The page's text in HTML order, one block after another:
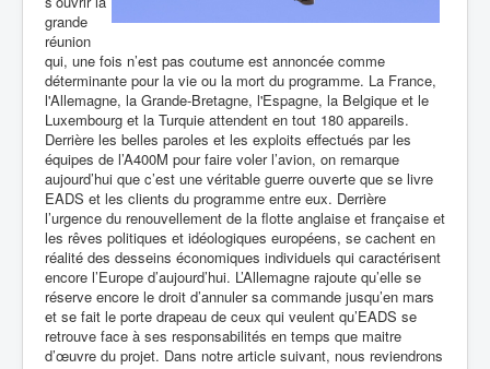
grande
réunion
qui, une fois n’est pas coutume est annoncée comme
déterminante pour la vie ou la mort du programme. La France,
l'Allemagne, la Grande-Bretagne, l'Espagne, la Belgique et le
Luxembourg et la Turquie attendent en tout 180 appareils.
Derrière les belles paroles et les exploits effectués par les
équipes de l’A400M pour faire voler l’avion, on remarque
aujourd’hui que c’est une véritable guerre ouverte que se livre
EADS et les clients du programme entre eux. Derrière
l’urgence du renouvellement de la flotte anglaise et française et
les rêves politiques et idéologiques européens, se cachent en
réalité des desseins économiques individuels qui caractérisent
encore l’Europe d’aujourd’hui. L’Allemagne rajoute qu’elle se
réserve encore le droit d’annuler sa commande jusqu’en mars
et se fait le porte drapeau de ceux qui veulent qu’EADS se
retrouve face à ses responsabilités en temps que maitre
d’œuvre du projet. Dans notre article suivant, nous reviendrons